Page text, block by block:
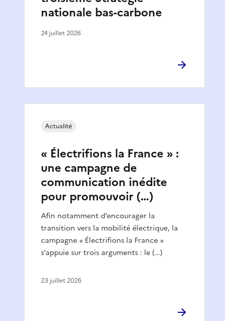
nationale bas-carbone
24 juillet 2026
« Électrifions la France » :
une campagne de
communication inédite
pour promouvoir (…)
Afin notamment d’encourager la
transition vers la mobilité électrique, la
campagne « Électrifions la France »
s’appuie sur trois arguments : le (…)
Actualité
23 juillet 2026